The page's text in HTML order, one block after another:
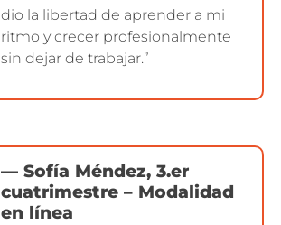
dio la libertad de aprender a mi
ritmo y crecer profesionalmente
sin dejar de trabajar.”
— Sofía Méndez, 3.er
cuatrimestre – Modalidad
en línea